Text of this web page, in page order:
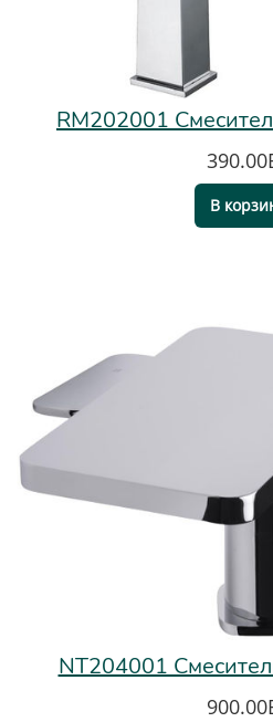
RM202001
В
NT204001